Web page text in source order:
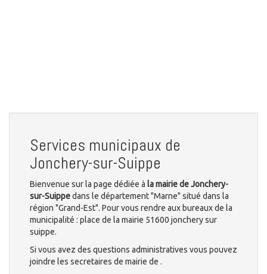
Services municipaux de
Jonchery-sur-Suippe
Bienvenue sur la page dédiée à la mairie de Jonchery-
sur-Suippedans le département "Marne" situé dans la
région "Grand-Est". Pour vous rendre aux bureaux de la
municipalité : place de la mairie 51600 jonchery sur
suippe.
Si vous avez des questions administratives vous pouvez
joindre les secretaires de mairie de .